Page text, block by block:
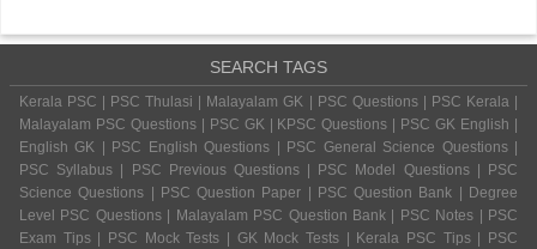
SEARCH TAGS
Kerala PSC | PSC Thulasi | Malayalam GK | PSC Questions | PSC Kerala |
Malayalam PSC Questions | PSC GK | KPSC Questions | PSC GK English |
English GK | PSC English Questions | PSC General Science Questions |
PSC Syllabus | PSC Previous Questions | PSC Model Questions | PSC
Science Questions | PSC Question Paper | PSC Question Bank | Degree
Level PSC Questions | Malayalam PSC Question Bank | PSC Notes | PSC
Exam Tips | PSC Mock Tests | GK Mock Tests | Kerala PSC Tips | PSC